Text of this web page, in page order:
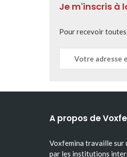
Je m'inscris à
Pour recevoir toutes
A propos de
Voxfemina travaille sur
par les institutions